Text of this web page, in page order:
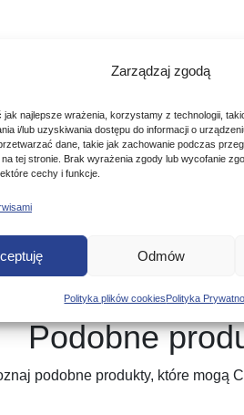
Zarządzaj zgodą
jak najlepsze wrażenia, korzystamy z technologii,
i/lub uzyskiwania dostępu do informacji o
dane, takie jak zachowanie podczas
tej stronie. Brak wyrażenia zgody lub wycofanie
cechy i funkcje.
Odmów
Polityka plików cookiesPolityka
Podobne
podobne produkty, które mogą